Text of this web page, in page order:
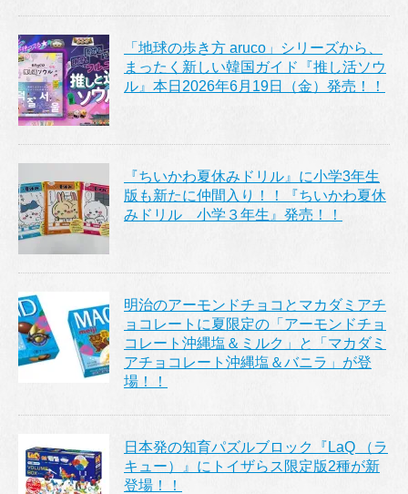
「地球の歩き方 aruco」シリーズから、
まったく新しい韓国ガイド『推し活ソウ
ル』本日2026年6月19日（金）発売！！
『ちいかわ夏休みドリル』に小学3年生
版も新たに仲間入り！！『ちいかわ夏休
みドリル 小学３年生』発売！！
明治のアーモンドチョコとマカダミアチ
ョコレートに夏限定の「アーモンドチョ
コレート沖縄塩＆ミルク」と「マカダミ
アチョコレート沖縄塩＆バニラ」が登
場！！
日本発の知育パズルブロック『LaQ （ラ
キュー）』にトイザらス限定版2種が新
登場！！